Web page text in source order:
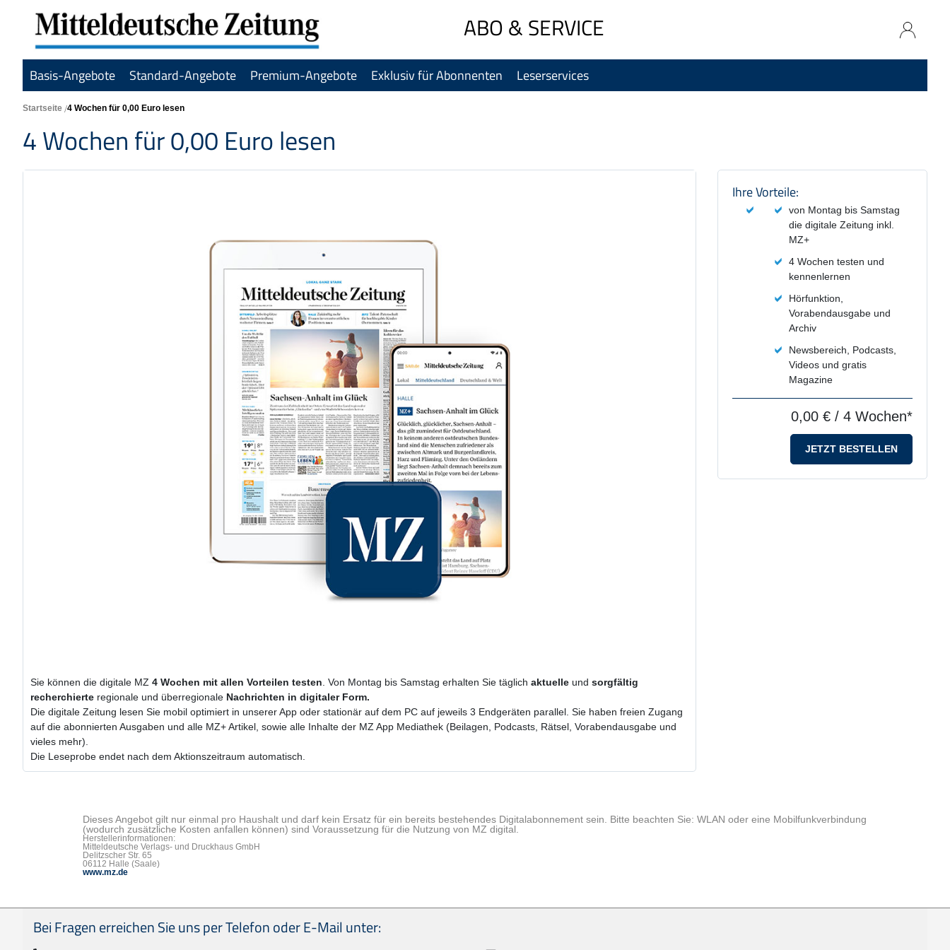
Navigation
direkt
ABO & SERVICE
Basis-Angebote Standard-Angebote Premium-Angebote Exklusiv für Abonnenten Leserservices
Startseite 4 Wochen für 0,00 Euro lesen
4 Wochen für 0,00 Euro lesen
Sie können die digitale MZ 4 Wochen mit allen Vorteilen testen . Von Montag bis Samstag erhalten Sie täglich aktuelle und sorgfältig
recherchierte regionale und überregionale Nachrichten in digitaler Form.
Die digitale Zeitung lesen Sie mobil optimiert in unserer App oder stationär auf dem PC auf jeweils 3 Endgeräten parallel. Sie haben freien Zugang
auf die abonnierten Ausgaben und alle MZ+ Artikel, sowie alle Inhalte der MZ App Mediathek (Beilagen, Podcasts, Rätsel, Vorabendausgabe und
vieles mehr).
Die Leseprobe endet nach dem Aktionszeitraum automatisch.
Produktzusammenfassung
Ihre Vorteile:
von Montag bis Samstag
die digitale Zeitung inkl.
MZ+
4 Wochen testen und
kennenlernen
Hörfunktion,
Vorabendausgabe und
Archiv
Newsbereich, Podcasts,
Videos und gratis
Magazine
0,00 € / 4 Wochen*
JETZT BESTELLEN
Dieses Angebot gilt nur einmal pro Haushalt und darf kein Ersatz für ein bereits bestehendes Digitalabonnement sein. Bitte beachten Sie: WLAN oder eine Mobilfunkverbindung
(wodurch zusätzliche Kosten anfallen können) sind Voraussetzung für die Nutzung von MZ digital.
Herstellerinformationen:
Mitteldeutsche Verlags- und Druckhaus GmbH
Delitzscher Str. 65
06112 Halle (Saale)
www.mz.de
Seitenfußbereich
Bei Fragen erreichen Sie uns per Telefon oder E-Mail unter: